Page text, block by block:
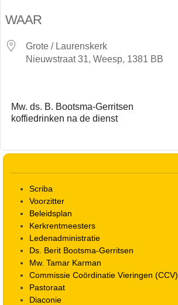
WAAR
Grote / Laurenskerk
Nieuwstraat 31, Weesp, 1381 BB
Mw. ds. B. Bootsma-Gerritsen
koffiedrinken na de dienst
Scriba
Voorzitter
Beleidsplan
Kerkrentmeesters
Ledenadministratie
Ds. Berit Bootsma-Gerritsen
Mw. Tamar Karman
Commissie Coördinatie Vieringen (CCV)
Pastoraat
Diaconie